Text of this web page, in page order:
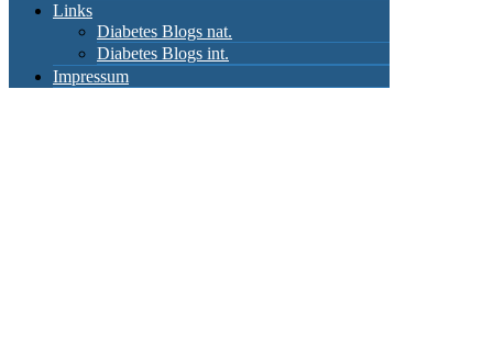
Links
Diabetes Blogs nat.
Diabetes Blogs int.
Impressum